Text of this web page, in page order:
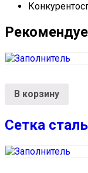
В корзину
Сетка